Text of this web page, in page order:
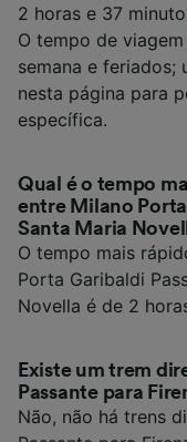
2 horas e 37
O tempo de
semana e feriados;
nesta página para
específica.
Qual é o tempo
entre Milano
Santa Maria
O tempo mais
Porta Garibaldi
Novella é de 2
Existe um trem
Passante para
Não, não há trens